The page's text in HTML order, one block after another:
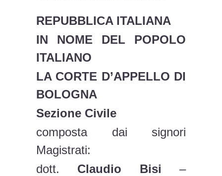
REPUBBLICA ITALIANA
IN NOME DEL POPOLO
ITALIANO
LA CORTE D’APPELLO DI
BOLOGNA
Sezione Civile
composta dai signori
Magistrati:
dott. Claudio Bisi –